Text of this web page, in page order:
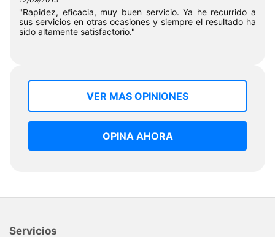
"Rapidez, eficacia, muy buen servicio. Ya he recurrido a
sus servicios en otras ocasiones y siempre el resultado ha
sido altamente satisfactorio."
VER MAS OPINIONES
OPINA AHORA
Servicios